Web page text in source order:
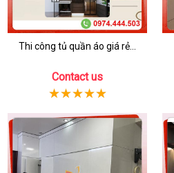
Thi công tủ quần áo giá rẻ...
Contact us